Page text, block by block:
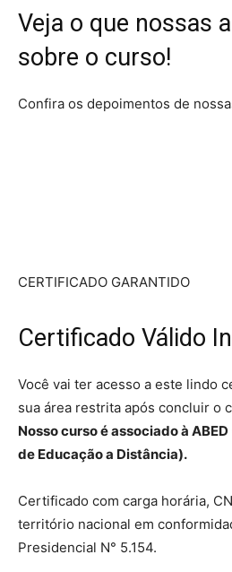
Veja o que nossas
sobre o curso!
Confira os depoimentos de
CERTIFICADO GARANTIDO
Certificado Válido
Você vai ter acesso a este lindo
sua área restrita após concluir o
Nosso curso é associado à
de Educação a Distância).
Certificado com carga horária,
território nacional em
Presidencial N° 5.154.